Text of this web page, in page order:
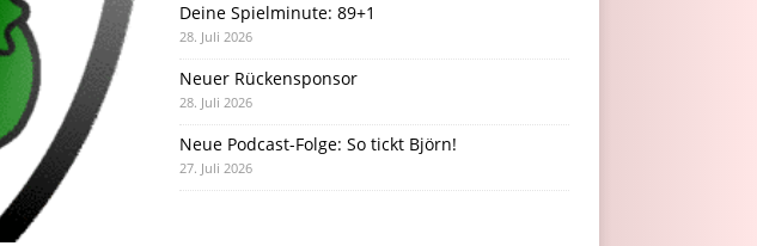
Deine Spielminute: 89+1
28. Juli 2026
Neuer Rückensponsor
28. Juli 2026
Neue Podcast-Folge: So tickt Björn!
27. Juli 2026